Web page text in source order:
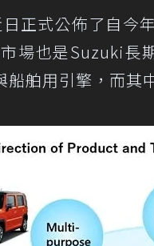
正式公佈了自今
場也是Suzuki長
船舶用引擎，而其